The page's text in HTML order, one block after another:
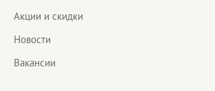
Акции и скидки
Новости
Вакансии